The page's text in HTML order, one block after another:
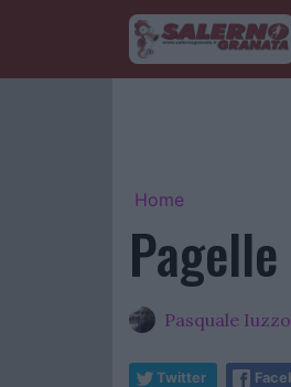
Home
Pasquale
Twitter